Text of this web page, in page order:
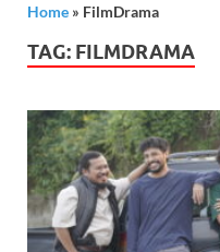
Home » FilmDrama
TAG: FILMDRAMA